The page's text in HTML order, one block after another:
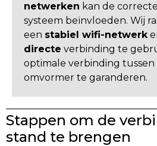
netwerken kan de
systeem beïnvloeden. Wij
een stabiel wifi-netwerk
directe verbinding te
optimale verbinding tussen
omvormer te garanderen.
Stappen om de
stand te brengen